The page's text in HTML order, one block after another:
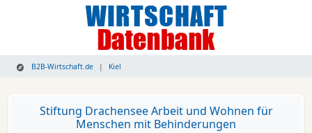
B2B-Wirtschaft.de Kiel
Stiftung Drachensee Arbeit und Wohnen für
Menschen mit Behinderungen